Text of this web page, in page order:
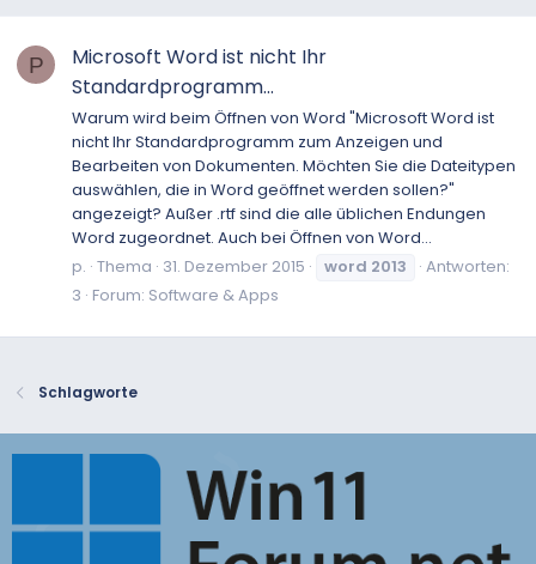
P
Microsoft Word ist nicht Ihr
Standardprogramm...
Warum wird beim Öffnen von Word "Microsoft Word ist
nicht Ihr Standardprogramm zum Anzeigen und
Bearbeiten von Dokumenten. Möchten Sie die Dateitypen
auswählen, die in Word geöffnet werden sollen?"
angezeigt? Außer .rtf sind die alle üblichen Endungen
Word zugeordnet. Auch bei Öffnen von Word...
p. Thema 31. Dezember 2015 word 2013
Antworten:
3 Forum: Software & Apps
Schlagworte